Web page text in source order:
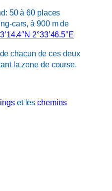
50 à 60 places
cars, à 900 m de
2°33’46.5″E
chacun de ces deux
la zone de course.
et leschemins